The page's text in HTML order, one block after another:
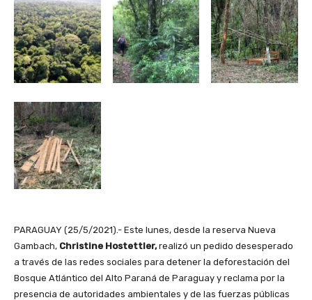
PARAGUAY (25/5/2021).- Este lunes, desde la reserva Nueva
Gambach, Christine Hostettler,realizó un pedido desesperado
a través de las redes sociales para detener la deforestación del
Bosque Atlántico del Alto Paraná de Paraguay y reclama por la
presencia de autoridades ambientales y de las fuerzas públicas